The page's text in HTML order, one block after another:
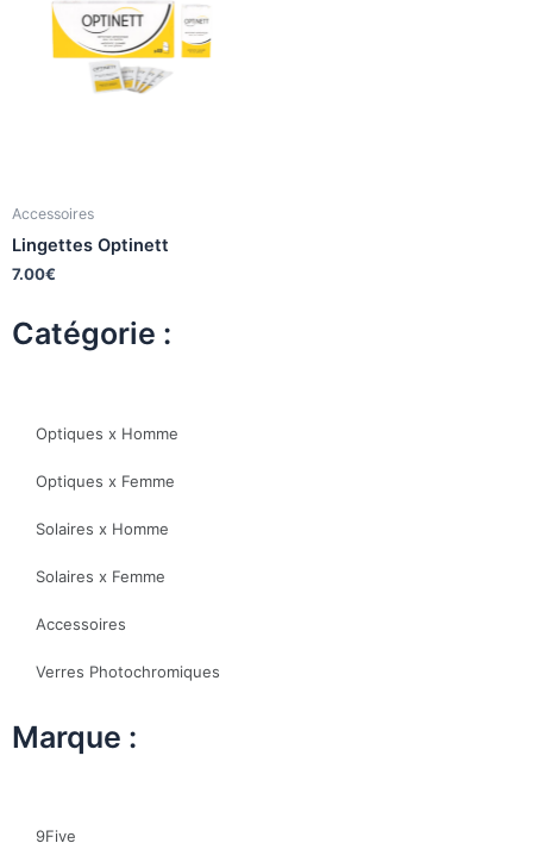
Accessoires
Lingettes Optinett
7.00€
Catégorie :
Optiques x Homme
Optiques x Femme
Solaires x Homme
Solaires x Femme
Accessoires
Verres Photochromiques
Marque :
9Five